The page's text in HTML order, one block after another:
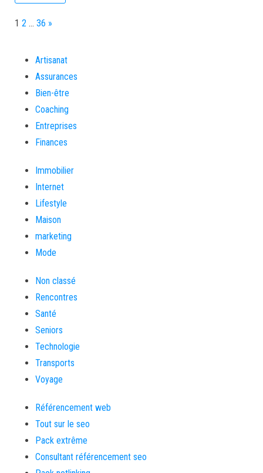
Page:
1 2 … 36 Next
»
Artisanat
Assurances
Bien-être
Coaching
Entreprises
Finances
Immobilier
Internet
Lifestyle
Maison
marketing
Mode
Non classé
Rencontres
Santé
Seniors
Technologie
Transports
Voyage
Référencement web
Tout sur le seo
Pack extrême
Consultant référencement seo